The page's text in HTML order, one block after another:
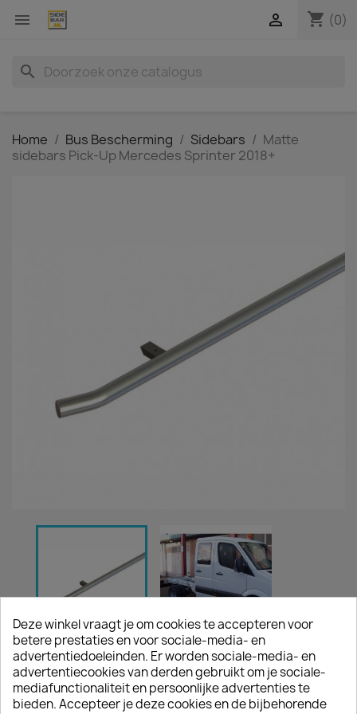
 shopping_cart (0)

search
Home Bus Bescherming Sidebars
Matte
sidebars Pick-Up Mercedes Sprinter 2018+
MATTE SIDEBARS PICK-UP
MERCEDES SPRINTER 2018+
Deze winkel vraagt je om cookies te accepteren voor
betere prestaties en voor sociale-media- en
advertentiedoeleinden. Er worden sociale-media- en
advertentiecookies van derden gebruikt om je sociale-
mediafunctionaliteit en persoonlijke advertenties te
bieden. Accepteer je deze cookies en de bijbehorende